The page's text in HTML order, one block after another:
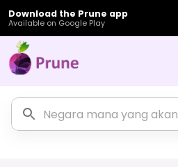
Download the Prune app
Available on Google Play